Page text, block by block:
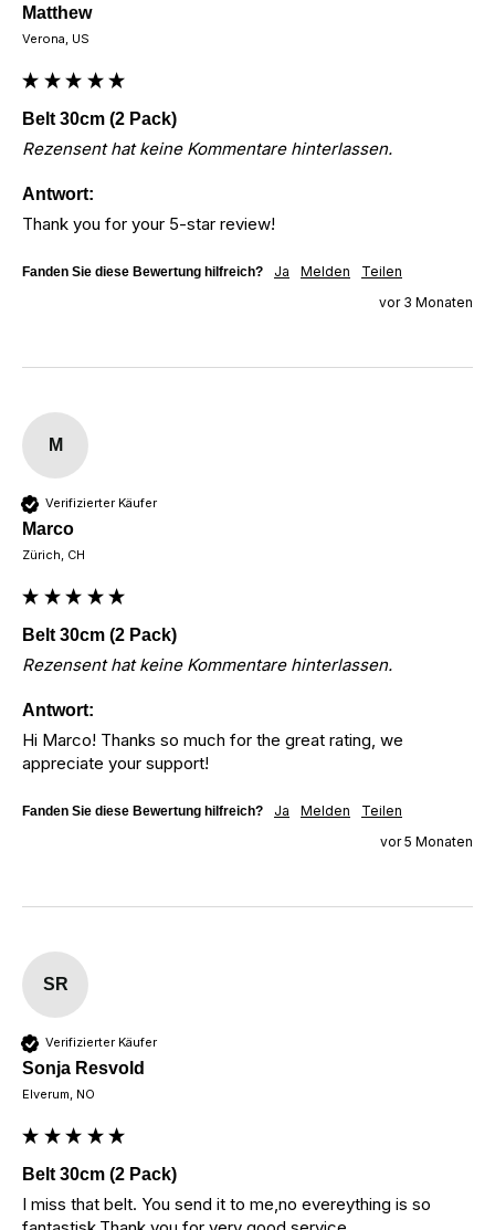
Matthew
Verona, US
Belt 30cm (2 Pack)
Rezensent hat keine Kommentare hinterlassen.
Antwort:
Thank you for your 5-star review!
Fanden Sie diese Bewertung hilfreich? Ja Melden
Teilen
vor 3 Monaten
M
Verifizierter Käufer
Marco
Zürich, CH
Belt 30cm (2 Pack)
Rezensent hat keine Kommentare hinterlassen.
Antwort:
Hi Marco! Thanks so much for the great rating, we
appreciate your support!
Fanden Sie diese Bewertung hilfreich? Ja Melden
Teilen
vor 5 Monaten
SR
Verifizierter Käufer
Sonja Resvold
Elverum, NO
Belt 30cm (2 Pack)
I miss that belt. You send it to me,no evereything is so